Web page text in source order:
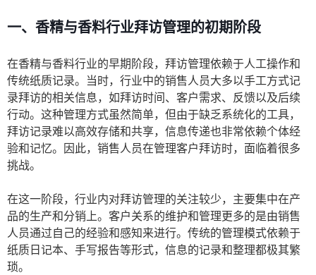
一、香精与香料行业拜访管理的初期阶段
在香精与香料行业的早期阶段，拜访管理依赖于人工操作和
传统纸质记录。当时，行业中的销售人员大多以手工方式记
录拜访的相关信息，如拜访时间、客户需求、反馈以及后续
行动。这种管理方式虽然简单，但由于缺乏系统化的工具，
拜访记录难以高效存储和共享，信息传递也非常依赖个体经
验和记忆。因此，销售人员在管理客户拜访时，面临着很多
挑战。
在这一阶段，行业内对拜访管理的关注较少，主要集中在产
品的生产和分销上。客户关系的维护和管理更多的是由销售
人员通过自己的经验和感知来进行。传统的管理模式依赖于
纸质日记本、手写报告等形式，信息的记录和整理都极其繁
琐。